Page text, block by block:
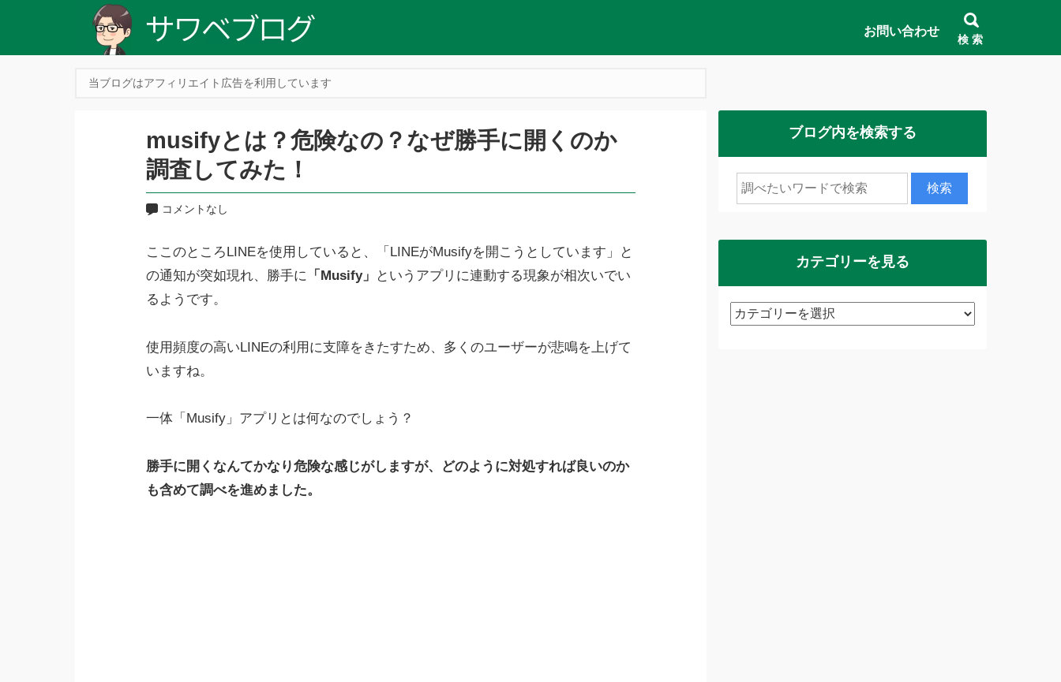
お問い合わせ
検 索
当ブログはアフィリエイト広告を利用しています
musifyとは？危険なの？なぜ勝手に開くのか
調査してみた！
コメントなし
ここのところLINEを使用していると、「LINEがMusifyを開こうとしています」と
の通知が突如現れ、勝手に 「Musify」
というアプリに連動する現象が相次いでい
るようです。
使用頻度の高いLINEの利用に支障をきたすため、多くのユーザーが悲鳴を上げて
いますね。
一体「Musify」アプリとは何なのでしょう？
勝手に開くなんてかなり危険な感じがしますが、どのように対処すれば良いのか
も含めて調べを進めました。
ブログ内を検索する
カテゴリーを見る
カ